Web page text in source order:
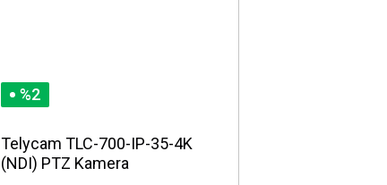
%2
Telycam TLC-700-IP-35-4K
(NDI) PTZ Kamera